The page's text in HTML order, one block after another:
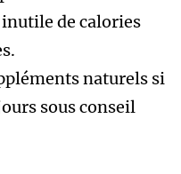
de calories
naturels si
sous conseil